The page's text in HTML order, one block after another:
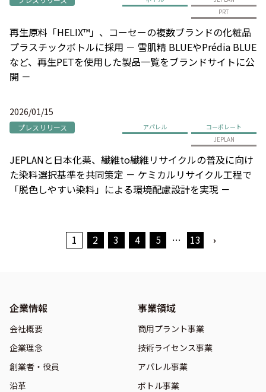
PRT
再生原料「HELIX™」、コーセーの複数ブランドの化粧品
プラスチックボトルに採用 － 雪肌精 BLUEやPrédia BLUE
など、再生PETを使用した製品一覧をブランドサイトに公
開 －
2026/01/15
プレスリリース アパレル
コーポレート
JEPLAN
JEPLANと日本化薬、繊維to繊維リサイクルの普及に向け
た染料選択基準を共同策定 － ケミカルリサイクル工程で
「脱色しやすい染料」による環境配慮設計を実現 －
1 2 3 4 5 … 13 ›
企業情報
会社概要
企業理念
創業者・役員
沿革
事業領域
商用プラント事業
技術ライセンス事業
アパレル事業
ボトル事業